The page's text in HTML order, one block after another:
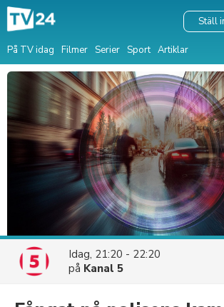
På TV idag Filmer Serier Sport Artiklar
Ställ
Idag, 21:20 - 22:20
på Kanal 5